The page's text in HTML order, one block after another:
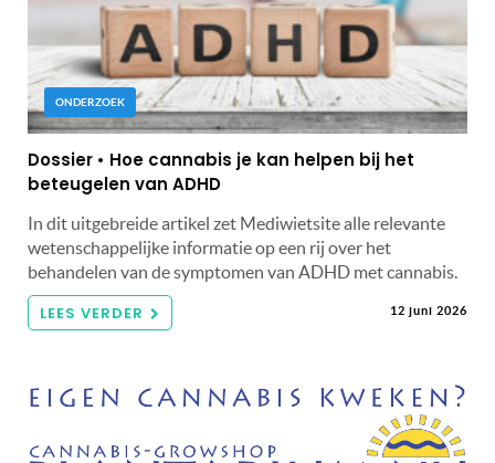
ONDERZOEK
Dossier • Hoe cannabis je kan helpen bij het
beteugelen van ADHD
In dit uitgebreide artikel zet Mediwietsite alle relevante
wetenschappelijke informatie op een rij over het
behandelen van de symptomen van ADHD met cannabis.
LEES VERDER 12 juni 2026